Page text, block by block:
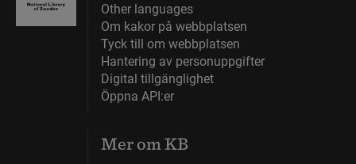
Other languages
Om kakor på webbplatsen
Tyck till om webbplatsen
Hantering av personuppgifter
Digital tillgänglighet
Öppna API:er
Mer om KB